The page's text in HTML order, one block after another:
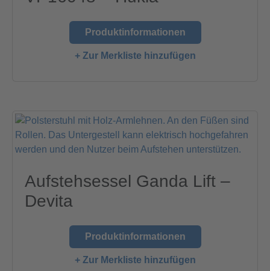
Produktinformationen
+ Zur Merkliste hinzufügen
Aufstehsessel Ganda Lift –
Devita
Produktinformationen
+ Zur Merkliste hinzufügen